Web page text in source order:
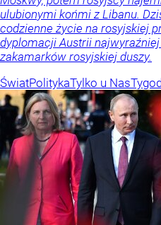
ulubionymi końmi z Libanu.
codzienne życie na rosyjskiej
dyplomacji Austrii
zakamarków rosyjskiej duszy.
ŚwiatPolitykaTylko u Nas